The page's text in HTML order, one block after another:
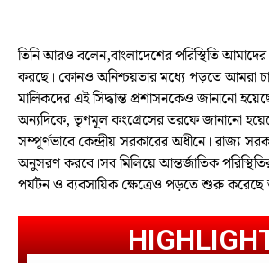
তিনি আরও বলেন,বাংলাদেশের পরিস্থিতি
করছে। কোনও অনিশ্চয়তার মধ্যে পড়তে আমরা
মালিকদের এই সিদ্ধান্ত প্রশাসনকেও জানানো
অন্যদিকে, তৃণমূল কংগ্রেসের তরফে জানানো
সম্পূর্ণভাবে কেন্দ্রীয় সরকারের অধীনে। রাজ্য
অনুসরণ করবে।সব মিলিয়ে আন্তর্জাতিক
পর্যটন ও ব্যবসায়িক ক্ষেত্রেও পড়তে শুরু করেছে